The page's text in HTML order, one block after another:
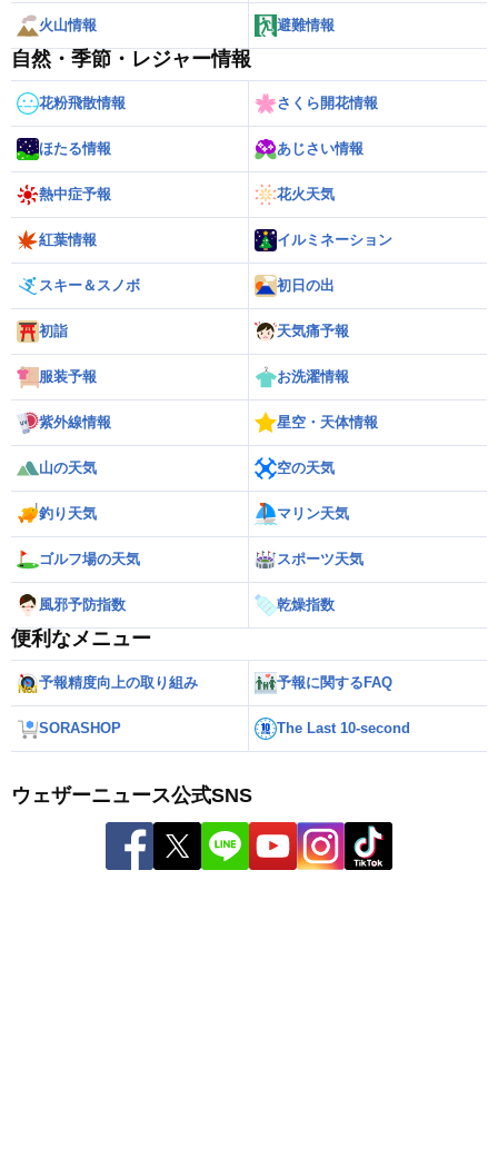
火山情報 避難情報
自然・季節・レジャー情報
花粉飛散情報 さくら開花情報
ほたる情報 あじさい情報
熱中症予報 花火天気
紅葉情報 イルミネーション
スキー＆スノボ 初日の出
初詣 天気痛予報
服装予報 お洗濯情報
紫外線情報 星空・天体情報
山の天気 空の天気
釣り天気 マリン天気
ゴルフ場の天気 スポーツ天気
風邪予防指数 乾燥指数
便利なメニュー
予報精度向上の取り組み 予報に関するFAQ
SORASHOP The Last 10-second
ウェザーニュース公式SNS